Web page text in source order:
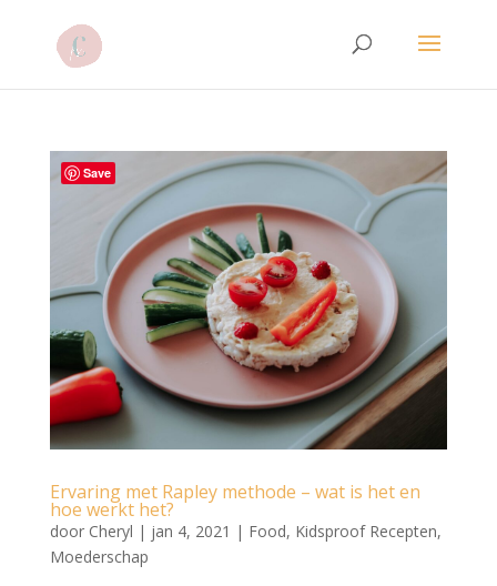
Ervaring met Rapley methode – wat is het en
hoe werkt het?
door Cheryl | jan 4, 2021 | Food, Kidsproof Recepten,
Moederschap
Save